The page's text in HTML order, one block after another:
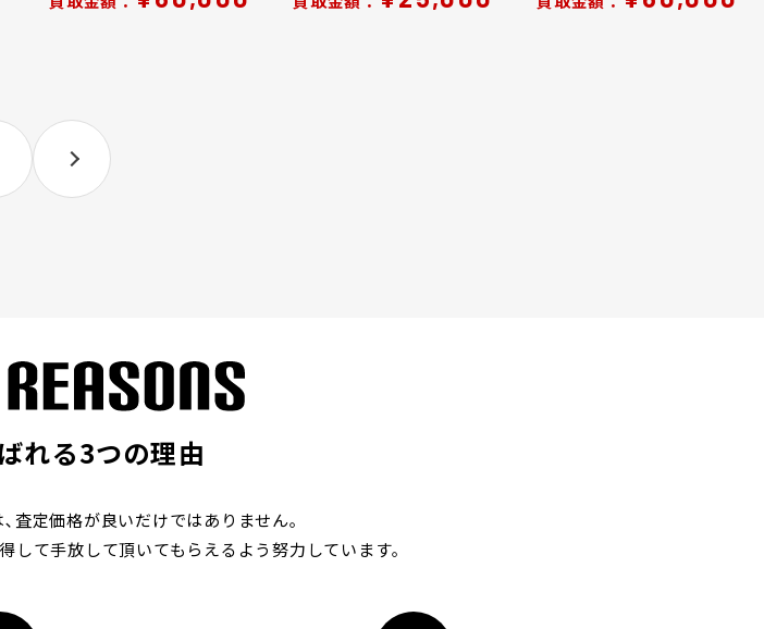
れる3つの理由
査定価格が良いだけではありません｡
して手放して頂いてもらえるよう努力しています｡